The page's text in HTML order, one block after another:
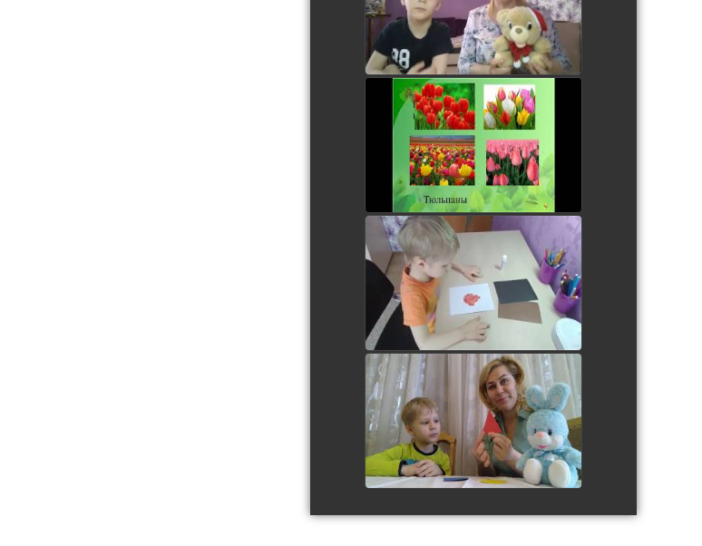
watch video
Первые весенние цветы.
Занятие для дошкольников
watch video
Аппликация "Вечный огонь"
watch video
watch video